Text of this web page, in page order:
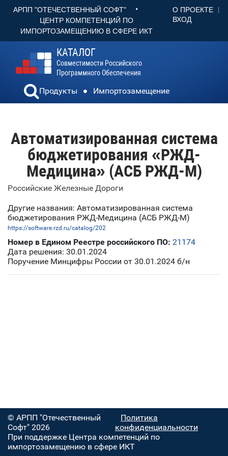
АРПП "ОТЕЧЕСТВЕННЫЙ СОФТ" •
ЦЕНТР КОМПЕТЕНЦИЙ ПО
ИМПОРТОЗАМЕЩЕНИЮ В СФЕРЕ ИКТ
О ПРОЕКТЕ
ВХОД
КАТАЛОГ
Совместимости Российского
Программного Обеспечения
Продукты Импортозамещение
Автоматизированная система
бюджетирования «РЖД-
Медицина» (АСБ РЖД-М)
Российские Железные Дороги
Другие названия: Автоматизированная система
бюджетирования РЖД-Медицина (АСБ РЖД-М)
https://software.rzd.ru/catalog/202
Номер в Едином Реестре российского ПО: 21174
Дата решения: 30.01.2024
Поручение Минцифры России от 30.01.2024 б/н
© АРПП "Отечественный
Софт" 2026
Политика
конфиденциальности
При поддержке Центра компетенций по
импортозамещению в сфере ИКТ